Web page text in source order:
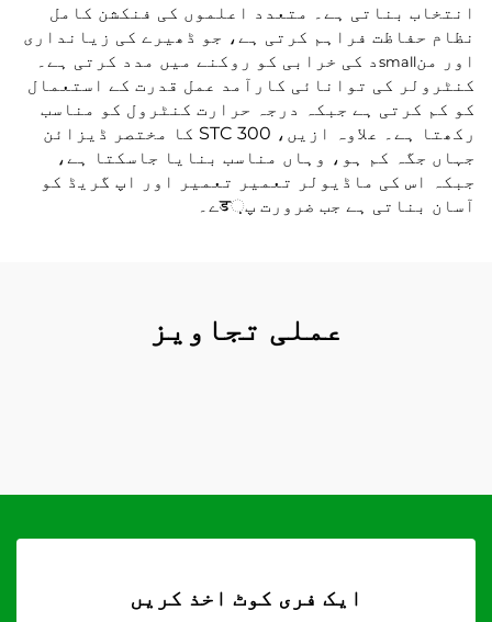
انتخاب بناتی ہے۔ متعدد اعلموں کی فنکشن کامل
نظام حفاظت فراہم کرتی ہے، جو ڈھیرے کی زیانداری
اور منsmall د کی خرابی کو روکنے میں مدد کرتی ہے۔
کنٹرولر کی توانائی کارآمد عمل قدرت کے استعمال
کو کم کرتی ہے جبکہ درجہ حرارت کنٹرول کو مناسب
رکھتا ہے۔ علاوہ ازیں، STC 300 کا مختصر ڈیزائن
جہاں جگہ کم ہو، وہاں مناسب بنایا جاسکتا ہے،
جبکہ اس کی ماڈیولر تعمیر تعمیر اور اپ گریڈ کو
آسان بناتی ہے جب ضرورت پड়ے۔
عملی تجاویز
ایک فری کوٹ اخذ کریں